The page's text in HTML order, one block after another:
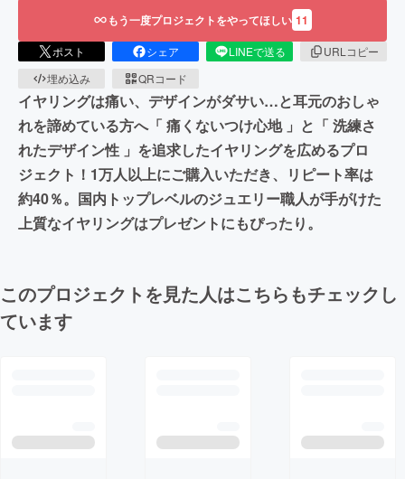
もう一度プロジェクトをやってほしい 11
ポスト シェア LINEで送る
URLコピー
埋め込み
QRコード
イヤリングは痛い、デザインがダサい…と耳元のおしゃ
れを諦めている方へ「 痛くないつけ心地 」と「 洗練さ
れたデザイン性 」を追求したイヤリングを広めるプロ
ジェクト！1万人以上にご購入いただき、リピート率は
約40％。国内トップレベルのジュエリー職人が手がけた
上質なイヤリングはプレゼントにもぴったり。
このプロジェクトを見た人はこちらもチェックし
ています